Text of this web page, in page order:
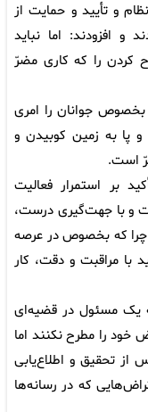
و تأیید و حمایت از
افزودند: اما نباید
کردن را که کاری مضرّ
جوانان را امری
پا به زمین کوبیدن و
است.
بر استمرار فعالیت
و با جهت‌گیری درست،
چرا که بخصوص در عرصه
با مراقبت و دقت، کار
یک مسئول در قضیه‌ای
خود را مطرح نکنند اما
از تحقیق و اطلاع‌یابی
که در رسانه‌ها